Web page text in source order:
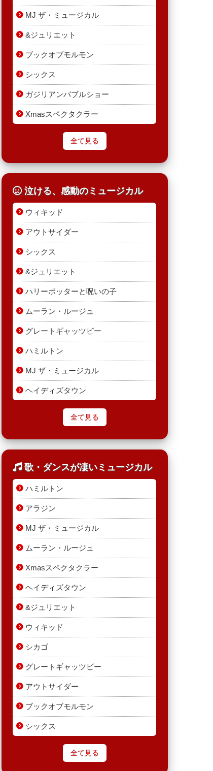
MJ ザ・ミュージカル
&ジュリエット
ブックオブモルモン
シックス
ガジリアンバブルショー
Xmasスペクタクラー
全て見る
泣ける、感動のミュージカル
ウィキッド
アウトサイダー
シックス
&ジュリエット
ハリーポッターと呪いの子
ムーラン・ルージュ
グレートギャッツビー
ハミルトン
MJ ザ・ミュージカル
ヘイディズタウン
全て見る
歌・ダンスが凄いミュージカル
ハミルトン
アラジン
MJ ザ・ミュージカル
ムーラン・ルージュ
Xmasスペクタクラー
ヘイディズタウン
&ジュリエット
ウィキッド
シカゴ
グレートギャッツビー
アウトサイダー
ブックオブモルモン
シックス
全て見る